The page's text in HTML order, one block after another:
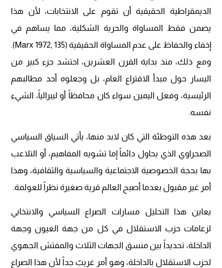
الديمقراطية الحقيقية أن تقوم على الانتخابات، لأن هذا
يضمن فقط المساواة والحرية الشكلية، مما يساهم في
إخفاء والحفاظ على عدم المساواة الحقيقية (Marx 1972, 135).
ومع ذلك، منذ بداية القرن العشرين، احتشد جزء كبير من
اليسار حول مبدأ الاقتراع العام، بل وجعلوه أحد مطالبهم
الرئيسية، وفعل اليمين سواء كان محافظاً أو ليبرالياً، الشيء
نفسه.
بعد هذه التوطئة التي كان لابد منها، يأتي السياق السياسي
الصحراوي الذي يحاول دائماً إما تشويه المفاهيم، أو التلاعب
بها بحجة الخصوصية الاجتماعية والسياسية والثقافية، وهذا
أمر غير مقبول بعدما أصبح العالم قرية صغيرة نظراً للعولمة.
يعاين هذا التحليل مسارات الصراع السياسي والانتخابي
لزعامات حزب الاستقلال في كل من جهة العيون وجهة
الداخلة، تحديداً بين منسق الجهات الثلاث والمفتش الجهوي
لحزب الاستقلال بالداخلة، وهو أمر غريبٌ جداً لأن هذا الصراع